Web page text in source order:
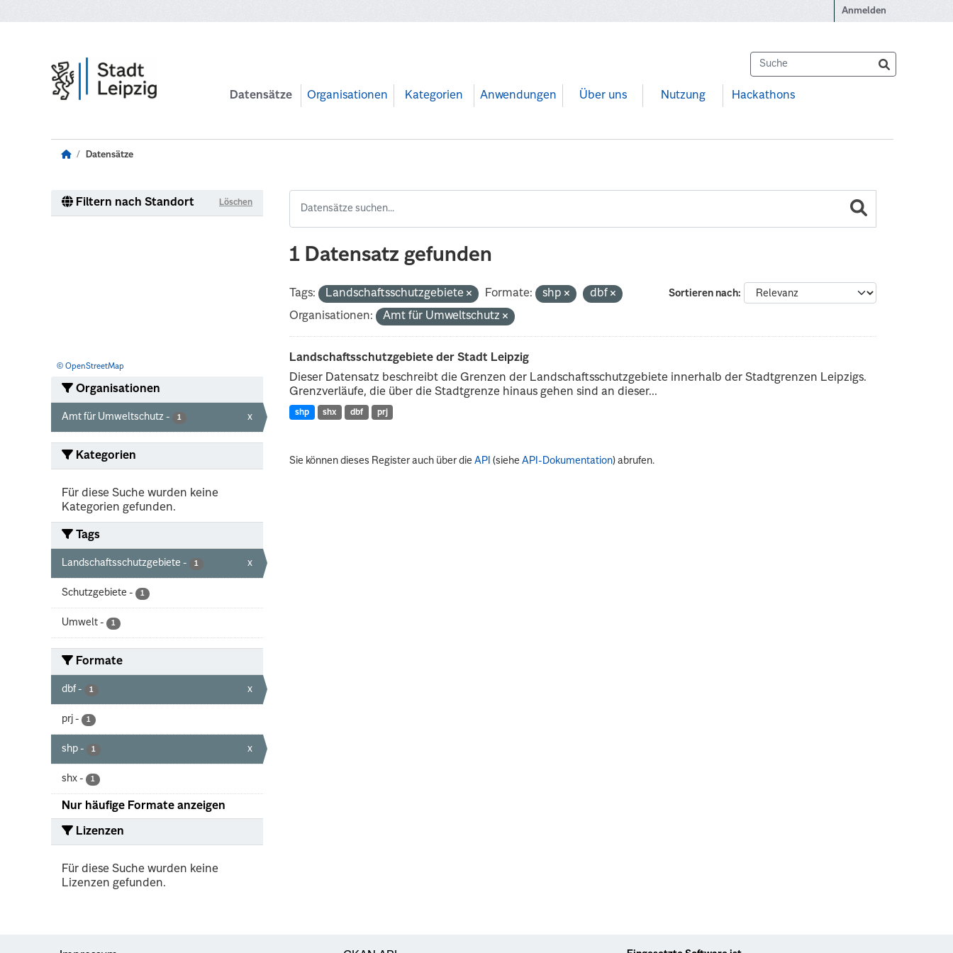
Anmelden
Datensätze Organisationen Kategorien Anwendungen Über uns Nutzung Hackathons
Datensätze
Filtern nach Standort Löschen
© OpenStreetMap
Organisationen
Amt für Umweltschutz - 1 x
Kategorien
Für diese Suche wurden keine
Kategorien gefunden.
Tags
Landschaftsschutzgebiete - 1 x
Schutzgebiete - 1
Umwelt - 1
Formate
dbf - 1 x
prj - 1
shp - 1 x
shx - 1
Nur häufige Formate anzeigen
Lizenzen
Für diese Suche wurden keine
Lizenzen gefunden.
1 Datensatz gefunden
Sortieren nach
Tags: Landschaftsschutzgebiete Formate: shp
dbf
Organisationen:
Amt für Umweltschutz
Landschaftsschutzgebiete der Stadt Leipzig
Dieser Datensatz beschreibt die Grenzen der Landschaftsschutzgebiete innerhalb der Stadtgrenzen Leipzigs.
Grenzverläufe, die über die Stadtgrenze hinaus gehen sind an dieser...
shp shx dbf prj
Sie können dieses Register auch über dieAPI (sieheAPI-Dokumentation) abrufen.